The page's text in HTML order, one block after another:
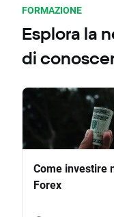
FORMAZIONE
Esplora la
di
Come investire
Forex